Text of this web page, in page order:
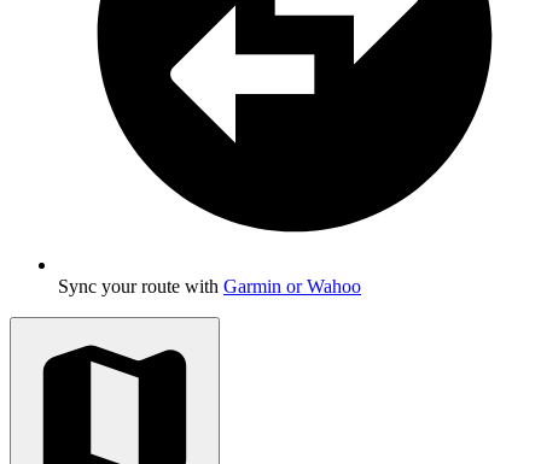
Sync your route with Garmin or Wahoo